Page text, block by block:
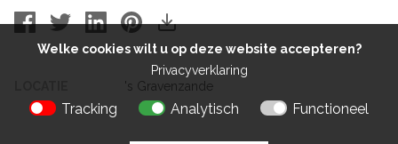
Welke cookies wilt u op deze website accepteren?
Privacyverklaring
Tracking Analytisch Functioneel
's Gravenzande